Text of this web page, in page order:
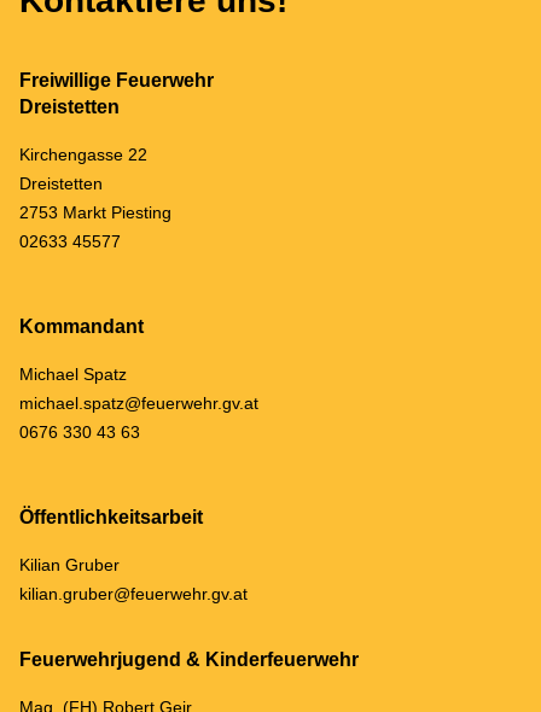
Freiwillige Feuerwehr
Dreistetten
Kirchengasse 22
Dreistetten
2753 Markt Piesting
02633 45577
Kommandant
Michael Spatz
michael.spatz@feuerwehr.gv.at
0676 330 43 63
Öffentlichkeitsarbeit
Kilian Gruber
kilian.gruber@feuerwehr.gv.at
Feuerwehrjugend & Kinderfeuerwehr
Mag. (FH) Robert Geir